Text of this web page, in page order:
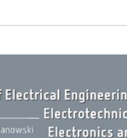
bezodrzutowych zastosowanych jako
"urządzenie startowe-rakieta
PGBW dla tak postanowionej
projektowanego sprzętu, a co się
przyjętego modelu fi zycznego
wyniki teorii bilansów wielkości
pierwszym monografi i.
balistyki wewnętrznej lufowych
problemu głównego balistyki
umożliwia obliczenie siły odrzutu